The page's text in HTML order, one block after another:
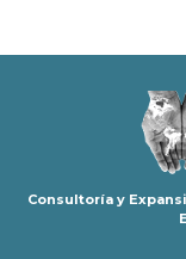
Consultoría y